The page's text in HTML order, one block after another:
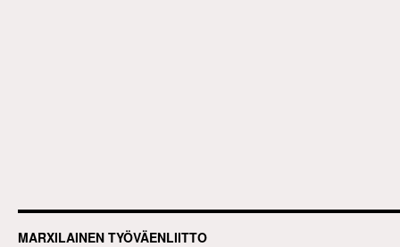
MARXILAINEN TYÖVÄENLIITTO